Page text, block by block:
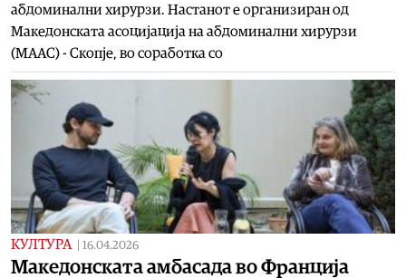
абдоминални хирурзи. Настанот е организиран од
Македонската асоцијација на абдоминални хирурзи
(МААС) - Скопје, во соработка со
КУЛТУРА 16.04.2026
Македонската амбасада во Франција